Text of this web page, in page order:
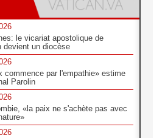
le vicariat apostolique de
devient un diocèse
commence par l'empathie» estime
Parolin
«la paix ne s'achète pas avec